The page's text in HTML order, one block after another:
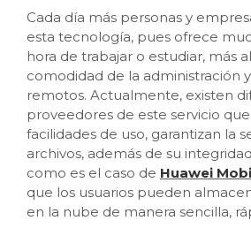
Cada día más personas y
esta tecnología, pues ofrece
hora de trabajar o estudiar, más
comodidad de la administración
remotos. Actualmente, existen
proveedores de este servicio
facilidades de uso, garantizan la
archivos, además de su
como es el caso de Huawei
que los usuarios pueden
en la nube de manera sencilla,